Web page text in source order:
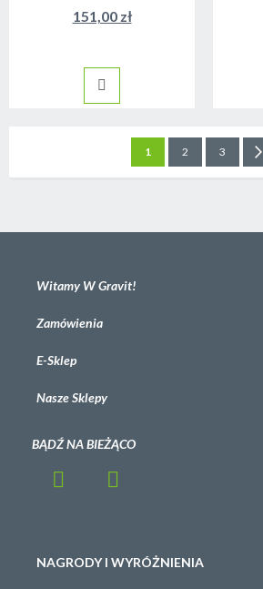
151,00 zł
Strona
Aktualnie czytasz stronę
1 Strona
2 Strona
3
Witamy W Gravit!
Zamówienia
E-Sklep
Nasze Sklepy
BĄDŹ NA BIEŻĄCO
NAGRODY I WYRÓŻNIENIA